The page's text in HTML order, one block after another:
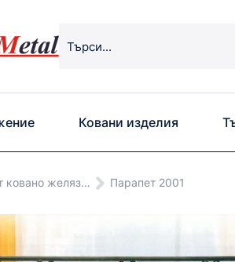
Ковани изделия
ковано желяз… Парапет 2001